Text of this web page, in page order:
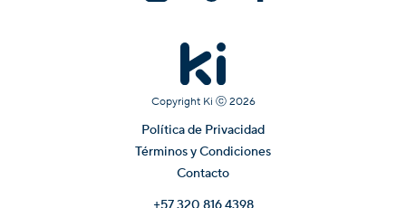
Copyright Ki ⓒ 2026
Política de Privacidad
Términos y Condiciones
Contacto